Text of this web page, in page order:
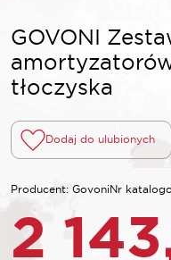
GOVONI
tłoczyska
Dodaj do ulubionych
Producent: GovoniNr
2